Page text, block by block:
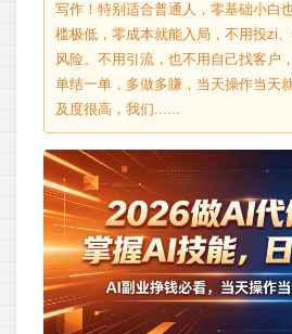
写作！特别适合普通人，零基础小白
槛极低，零成本就能入局，不用投zi
风险。不用引流，也不用自己找客户
单结一单，多做多賺，当天操作当天
及度很高，我们......